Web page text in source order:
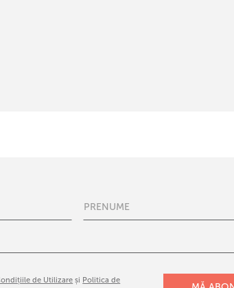
de Utilizare și Politica de